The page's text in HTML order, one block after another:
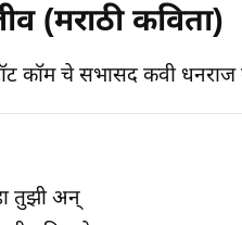
(मराठी कविता)
कॉम चे सभासद कवी धनराज
तुझी अन्